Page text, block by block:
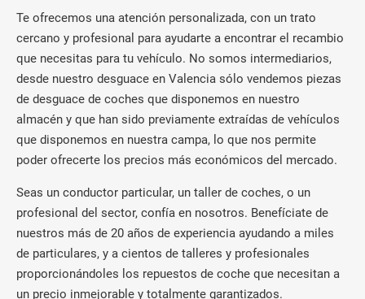
Te ofrecemos una atención personalizada, con un trato
cercano y profesional para ayudarte a encontrar el recambio
que necesitas para tu vehículo. No somos intermediarios,
desde nuestro desguace en Valencia sólo vendemos piezas
de desguace de coches que disponemos en nuestro
almacén y que han sido previamente extraídas de vehículos
que disponemos en nuestra campa, lo que nos permite
poder ofrecerte los precios más económicos del mercado.
Seas un conductor particular, un taller de coches, o un
profesional del sector, confía en nosotros. Benefíciate de
nuestros más de 20 años de experiencia ayudando a miles
de particulares, y a cientos de talleres y profesionales
proporcionándoles los repuestos de coche que necesitan a
un precio inmejorable y totalmente garantizados.